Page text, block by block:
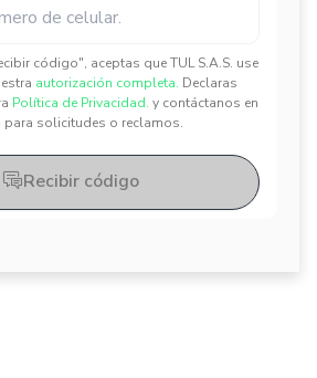
código", aceptas que TUL S.A.S. use
autorización completa. Declaras
Política de Privacidad. y contáctanos en
solicitudes o reclamos.
✕
✕
Recibir código